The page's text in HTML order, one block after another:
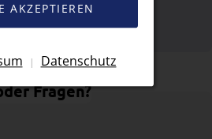
Fragen?
AKZEPTIEREN
| Datenschutz